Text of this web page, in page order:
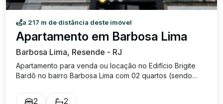
a 217 m de distância deste imóvel
Apartamento em Barbosa Lima
Barbosa Lima, Resende - RJ
Apartamento para venda ou locação no Edifício Brigite
Bardô no bairro Barbosa Lima com 02 quartos (sendo
área de serviço, cozinha com armários planejados e 01
2 2